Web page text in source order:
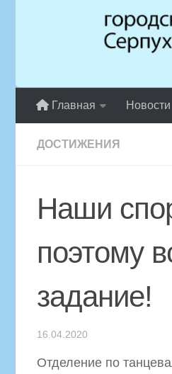
Главная Новости
ДОСТИЖЕНИЯ
Наши
поэтому
задание!
16.04.2020
Отделение по